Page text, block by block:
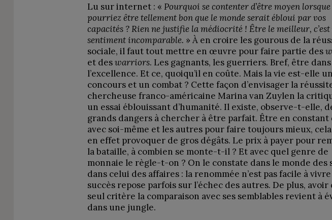
Lu sur internet : « Pourquoi se contenter d’être moyen
pourriez être tellement bon que le monde serait ébloui par vos
capacités ? Rien ne justifie la médiocrité ! Être le meilleur,
sentiment incomparable. » À en croire les gourous de la
sociale, il faut tout mettre en œuvre pour faire partie des
et deswarriors. Les gagnants, les guerriers. Bref, être dans
l’excellence. Et ce, quoiqu’il en coûte. Mais la vie est-elle un
concours et un combat ? Cette façon d’envisager la
chercheuse franco-américaine Marina van Zuylen la
un essai éblouissant d’humanité. Il existe, observe-t-elle,
grands dangers à chercher à être parfait. Être en constant
avec soi-même et les autres pour faire toujours mieux,
en effet provoquer de gros dégâts. Le prix à payer pour
la bataille, à combien se monte-t-il ? Et avec quel genre de
monnaie le règle-t-on ? On le constate dans le monde des
dans celui des affaires : la renommée n’est pas facile à
succès repose parfois sur l’échec des autres. De plus, avoir
seul critère la comparaison avec ses semblables revient à
dans une jungle.